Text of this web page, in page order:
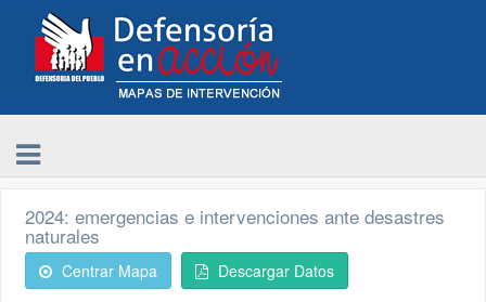
2024: emergencias e intervenciones ante desastres
naturales
Centrar Mapa Descargar Datos